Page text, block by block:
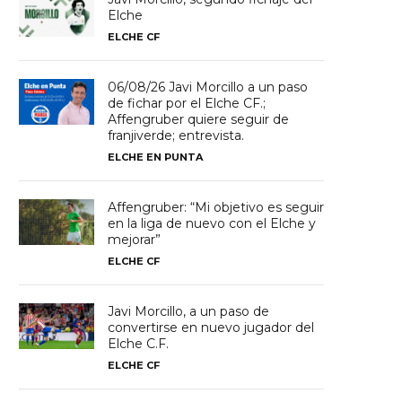
Elche
ELCHE CF
06/08/26 Javi Morcillo a un paso
de fichar por el Elche CF.;
Affengruber quiere seguir de
franjiverde; entrevista.
ELCHE EN PUNTA
Affengruber: “Mi objetivo es seguir
en la liga de nuevo con el Elche y
mejorar”
ELCHE CF
Javi Morcillo, a un paso de
convertirse en nuevo jugador del
Elche C.F.
ELCHE CF